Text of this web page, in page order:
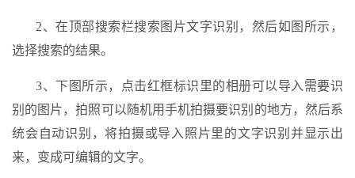
2、在顶部搜索栏搜索图片文字识别，然后如图所示，
选择搜索的结果。
3、下图所示，点击红框标识里的相册可以导入需要识
别的图片，拍照可以随机用手机拍摄要识别的地方，然后系
统会自动识别，将拍摄或导入照片里的文字识别并显示出
来，变成可编辑的文字。